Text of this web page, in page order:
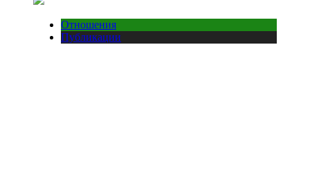
Отношения
Публикации